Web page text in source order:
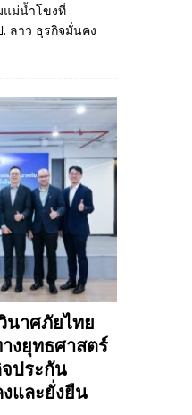
แม่น้ำโขงที่
ลาว ธุรกิจมั่นคง
นาศภัยไทย
งยุทธศาสตร์
ประกัน
และยั่งยืน